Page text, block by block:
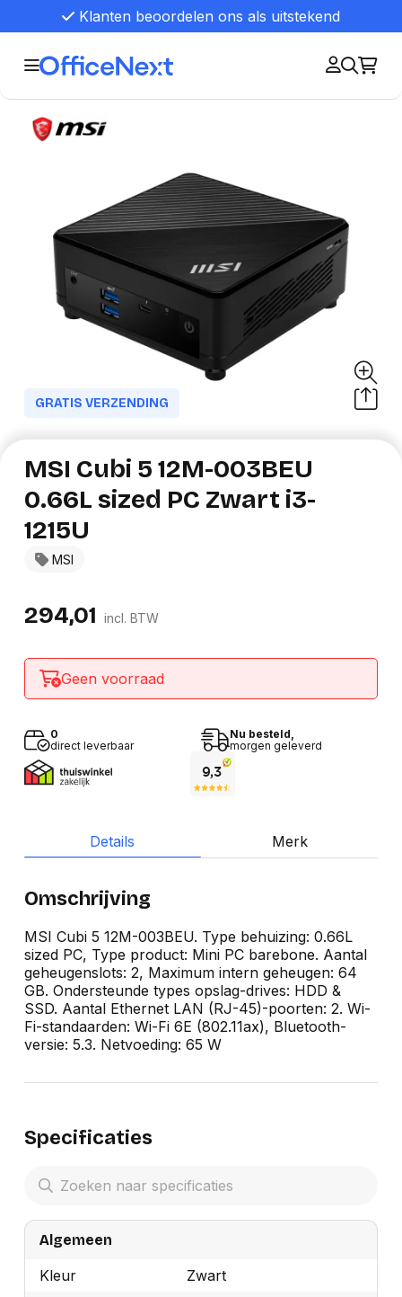
Klanten beoordelen ons als uitstekend
GRATIS VERZENDING
MSI
MSI Cubi 5 12M-003BEU
0.66L sized PC Zwart i3-
1215U
294,01 incl. BTW
Geen voorraad
0
direct leverbaar
Nu besteld,
morgen geleverd
Details Merk
Omschrijving
MSI Cubi 5 12M-003BEU. Type behuizing: 0.66L
sized PC, Type product: Mini PC barebone. Aantal
geheugenslots: 2, Maximum intern geheugen: 64
GB. Ondersteunde types opslag-drives: HDD &
SSD. Aantal Ethernet LAN (RJ-45)-poorten: 2. Wi-
Fi-standaarden: Wi-Fi 6E (802.11ax), Bluetooth-
versie: 5.3. Netvoeding: 65 W
Specificaties
Algemeen
Kleur
Zwart